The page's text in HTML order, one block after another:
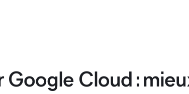
Google Cloud :